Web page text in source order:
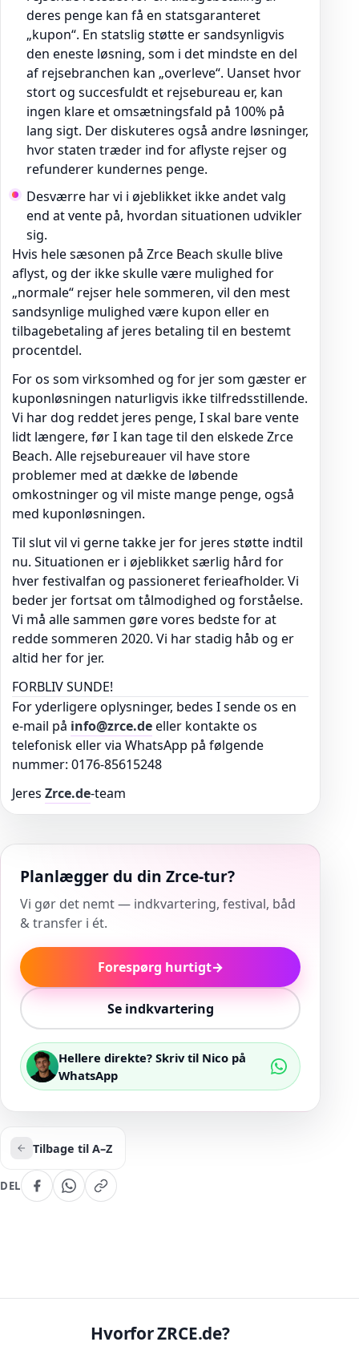
deres penge kan få en statsgaranteret
„kupon“. En statslig støtte er sandsynligvis
den eneste løsning, som i det mindste en del
af rejsebranchen kan „overleve“. Uanset hvor
stort og succesfuldt et rejsebureau er, kan
ingen klare et omsætningsfald på 100% på
lang sigt. Der diskuteres også andre løsninger,
hvor staten træder ind for aflyste rejser og
refunderer kundernes penge.
Desværre har vi i øjeblikket ikke andet valg
end at vente på, hvordan situationen udvikler
sig.
Hvis hele sæsonen på Zrce Beach skulle blive
aflyst, og der ikke skulle være mulighed for
„normale“ rejser hele sommeren, vil den mest
sandsynlige mulighed være kupon eller en
tilbagebetaling af jeres betaling til en bestemt
procentdel.
For os som virksomhed og for jer som gæster er
kuponløsningen naturligvis ikke tilfredsstillende.
Vi har dog reddet jeres penge, I skal bare vente
lidt længere, før I kan tage til den elskede Zrce
Beach. Alle rejsebureauer vil have store
problemer med at dække de løbende
omkostninger og vil miste mange penge, også
med kuponløsningen.
Til slut vil vi gerne takke jer for jeres støtte indtil
nu. Situationen er i øjeblikket særlig hård for
hver festivalfan og passioneret ferieafholder. Vi
beder jer fortsat om tålmodighed og forståelse.
Vi må alle sammen gøre vores bedste for at
redde sommeren 2020. Vi har stadig håb og er
altid her for jer.
FORBLIV SUNDE!
For yderligere oplysninger, bedes I sende os en
e-mail på info@zrce.deeller kontakte os
telefonisk eller via WhatsApp på følgende
nummer: 0176-85615248
Jeres Zrce.de-team
Planlægger du din Zrce-tur?
Vi gør det nemt — indkvartering, festival, båd
& transfer i ét.
Forespørg hurtigt→
Se indkvartering
Hellere direkte? Skriv til Nico på
WhatsApp
Tilbage til A–Z
DEL
Hvorfor ZRCE.de?